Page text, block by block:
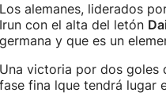
Los alemanes, liderados
Irun con el alta del letón
germana y que es un
Una victoria por dos goles
fase fina lque tendrá lugar